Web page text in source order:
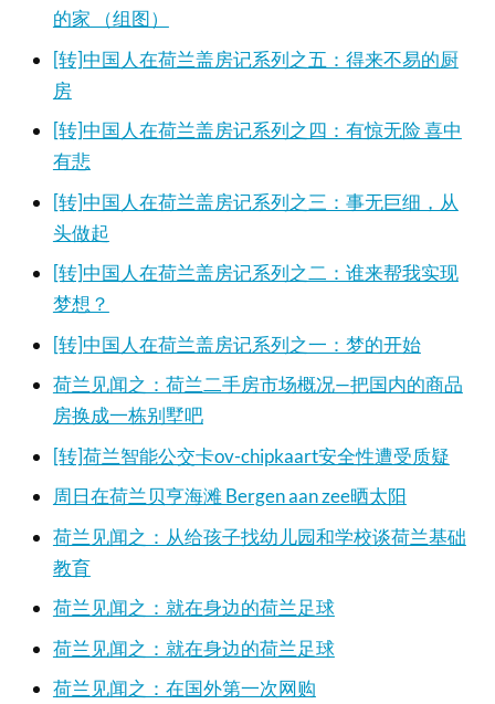
的家 （组图）
[转]中国人在荷兰盖房记系列之五：得来不易的厨
房
[转]中国人在荷兰盖房记系列之四：有惊无险 喜中
有悲
[转]中国人在荷兰盖房记系列之三：事无巨细，从
头做起
[转]中国人在荷兰盖房记系列之二：谁来帮我实现
梦想？
[转]中国人在荷兰盖房记系列之一：梦的开始
荷兰见闻之：荷兰二手房市场概况—把国内的商品
房换成一栋别墅吧
[转]荷兰智能公交卡ov-chipkaart安全性遭受质疑
周日在荷兰贝亨海滩 Bergen aan zee晒太阳
荷兰见闻之：从给孩子找幼儿园和学校谈荷兰基础
教育
荷兰见闻之：就在身边的荷兰足球
荷兰见闻之：就在身边的荷兰足球
荷兰见闻之：在国外第一次网购